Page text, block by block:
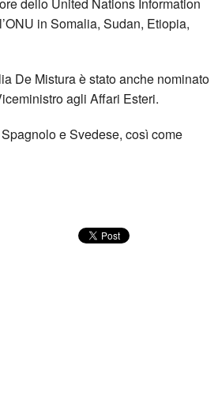
in Somalia, Sudan, Etiopia,
De Mistura è stato anche nominato
agli Affari Esteri.
e Svedese, così come